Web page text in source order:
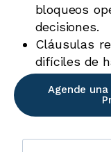
bloqueos
decisiones.
Cláusulas
difíciles de
Agende